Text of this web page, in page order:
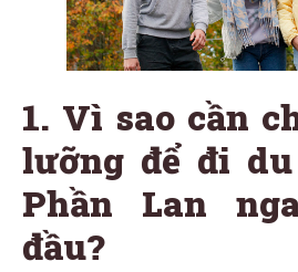
1. Vì sao cần
lưỡng để đi
Phần Lan
đầu?